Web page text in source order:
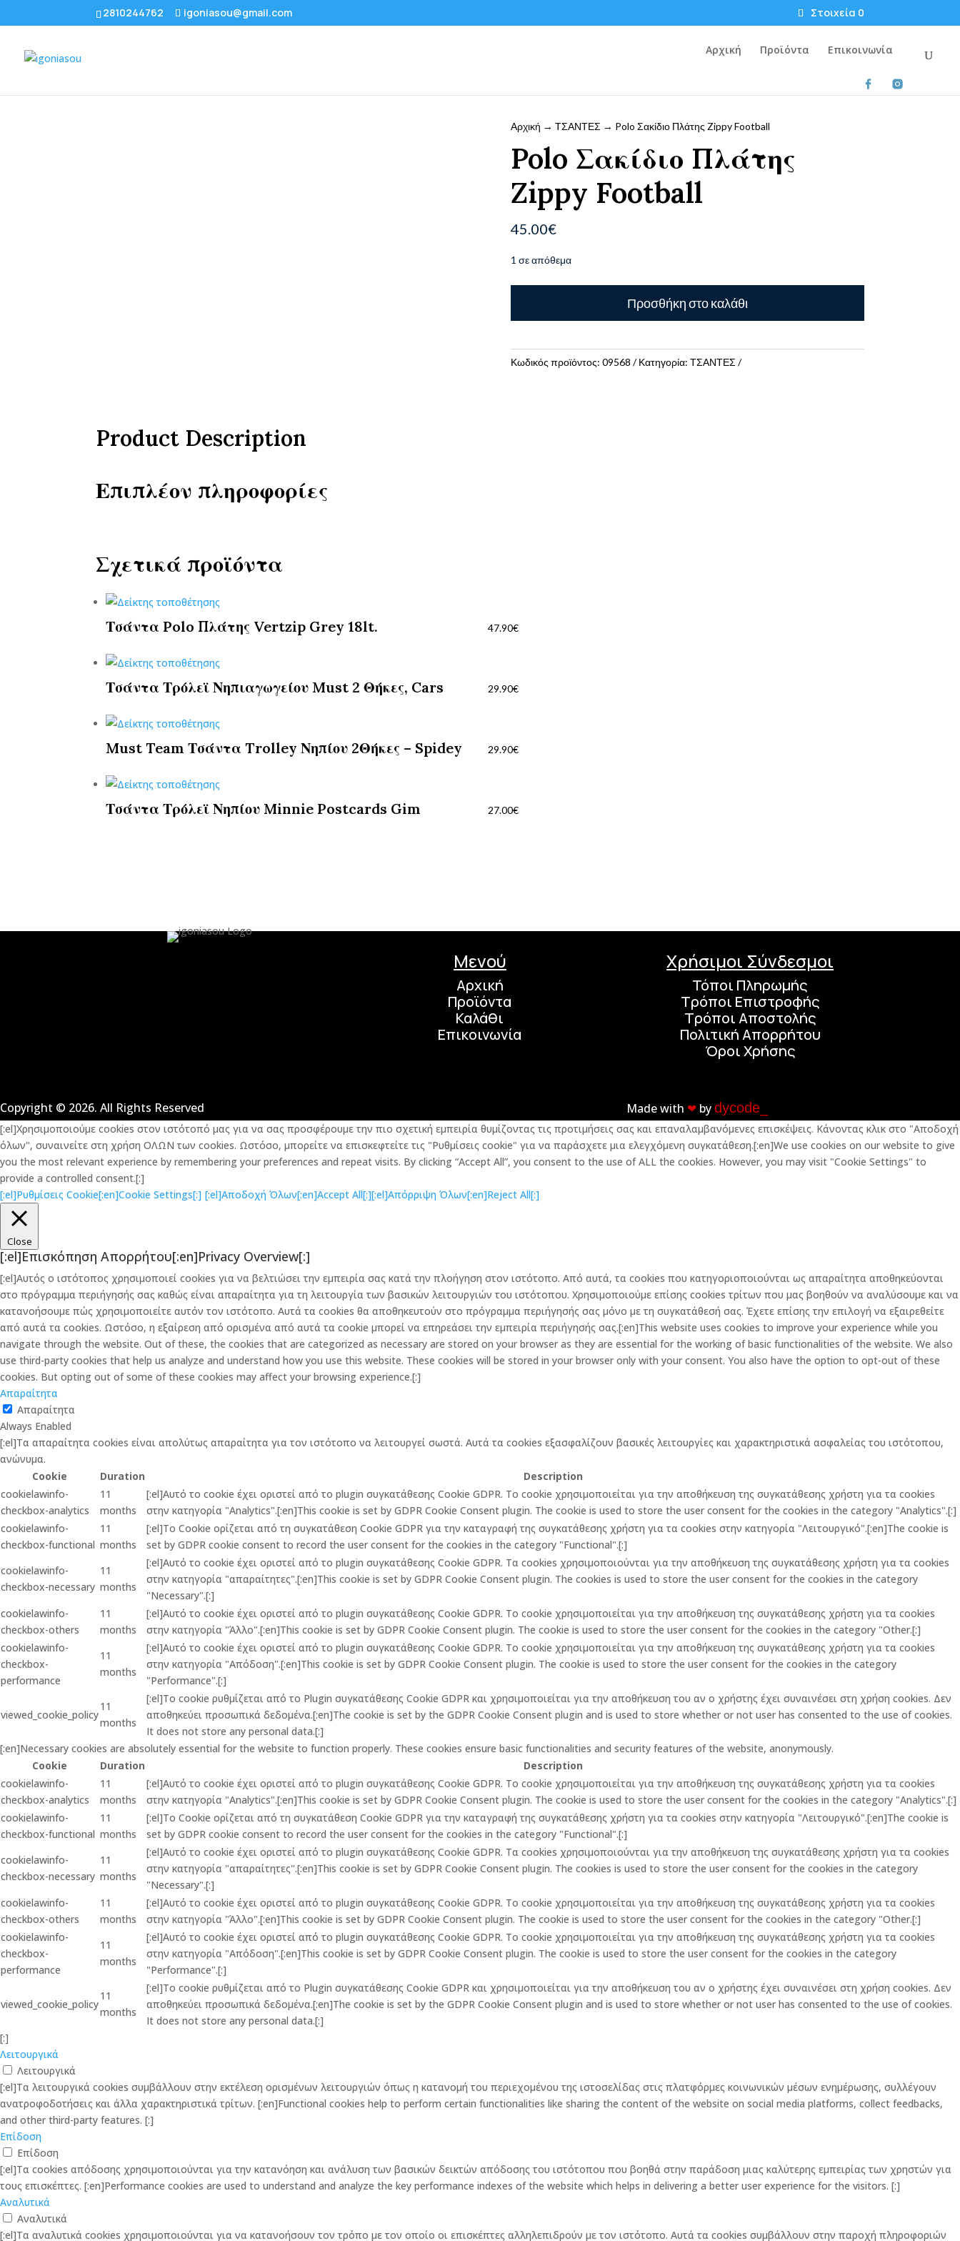
2810244762 igoniasou@gmail.com Στοιχεία 0
Αρχική Προϊόντα Επικοινωνία
Αρχική → ΤΣΑΝΤΕΣ → Polo Σακίδιο Πλάτης Zippy Football
Polo Σακίδιο Πλάτης
Zippy Football
45.00€
1 σε απόθεμα
Πλάτης
Football
Προσθήκη στο καλάθι
Κωδικός προϊόντος: 09568 Κατηγορία: ΤΣΑΝΤΕΣ
Product Description
Επιπλέον πληροφορίες
Σχετικά προϊόντα
Τσάντα Polo Πλάτης Vertzip Grey 18lt. 47.90€
Τσάντα Τρόλεϊ Νηπιαγωγείου Must 2 Θήκες, Cars 29.90€
Must Team Τσάντα Trolley Νηπίου 2Θήκες – Spidey 29.90€
Τσάντα Τρόλεϊ Νηπίου Minnie Postcards Gim 27.00€
Μενού
Αρχική
Προϊόντα
Καλάθι
Επικοινωνία
Χρήσιμοι Σύνδεσμοι
Τόποι Πληρωμής
Τρόποι Επιστροφής
Τρόποι Αποστολής
Πολιτική Απορρήτου
Όροι Χρήσης
Copyright © 2026. All Rights Reserved Made with ❤︎ bydycode_
[:el]Χρησιμοποιούμε cookies στον ιστότοπό μας για να σας προσφέρουμε την πιο σχετική εμπειρία θυμίζοντας τις προτιμήσεις σας και επαναλαμβανόμενες επισκέψεις. Κάνοντας κλικ στο "Αποδοχή
όλων", συναινείτε στη χρήση ΟΛΩΝ των cookies. Ωστόσο, μπορείτε να επισκεφτείτε τις "Ρυθμίσεις cookie" για να παράσχετε μια ελεγχόμενη συγκατάθεση.[:en]We use cookies on our website to give
you the most relevant experience by remembering your preferences and repeat visits. By clicking “Accept All”, you consent to the use of ALL the cookies. However, you may visit "Cookie Settings" to
provide a controlled consent.[:]
[:el]Ρυθμίσεις Cookie[:en]Cookie Settings[:] [:el]Αποδοχή Όλων[:en]Accept All[:][:el]Απόρριψη Όλων[:en]Reject All[:]
Close
[:el]Επισκόπηση Απορρήτου[:en]Privacy Overview[:]
[:el]Αυτός ο ιστότοπος χρησιμοποιεί cookies για να βελτιώσει την εμπειρία σας κατά την πλοήγηση στον ιστότοπο. Από αυτά, τα cookies που κατηγοριοποιούνται ως απαραίτητα αποθηκεύονται
στο πρόγραμμα περιήγησής σας καθώς είναι απαραίτητα για τη λειτουργία των βασικών λειτουργιών του ιστότοπου. Χρησιμοποιούμε επίσης cookies τρίτων που μας βοηθούν να αναλύσουμε και να
κατανοήσουμε πώς χρησιμοποιείτε αυτόν τον ιστότοπο. Αυτά τα cookies θα αποθηκευτούν στο πρόγραμμα περιήγησής σας μόνο με τη συγκατάθεσή σας. Έχετε επίσης την επιλογή να εξαιρεθείτε
από αυτά τα cookies. Ωστόσο, η εξαίρεση από ορισμένα από αυτά τα cookie μπορεί να επηρεάσει την εμπειρία περιήγησής σας.[:en]This website uses cookies to improve your experience while you
navigate through the website. Out of these, the cookies that are categorized as necessary are stored on your browser as they are essential for the working of basic functionalities of the website. We also
use third-party cookies that help us analyze and understand how you use this website. These cookies will be stored in your browser only with your consent. You also have the option to opt-out of these
cookies. But opting out of some of these cookies may affect your browsing experience.[:]
Απαραίτητα
Απαραίτητα
Always Enabled
[:el]Τα απαραίτητα cookies είναι απολύτως απαραίτητα για τον ιστότοπο να λειτουργεί σωστά. Αυτά τα cookies εξασφαλίζουν βασικές λειτουργίες και χαρακτηριστικά ασφαλείας του ιστότοπου,
ανώνυμα.
Cookie
Duration
Description
cookielawinfo-
checkbox-analytics
11
months
[:el]Αυτό το cookie έχει οριστεί από το plugin συγκατάθεσης Cookie GDPR. Το cookie χρησιμοποιείται για την αποθήκευση της συγκατάθεσης χρήστη για τα cookies
στην κατηγορία "Analytics".[:en]This cookie is set by GDPR Cookie Consent plugin. The cookie is used to store the user consent for the cookies in the category "Analytics".[:]
cookielawinfo-
checkbox-functional
11
months
[:el]Το Cookie ορίζεται από τη συγκατάθεση Cookie GDPR για την καταγραφή της συγκατάθεσης χρήστη για τα cookies στην κατηγορία "Λειτουργικό".[:en]The cookie is
set by GDPR cookie consent to record the user consent for the cookies in the category "Functional".[:]
cookielawinfo-
checkbox-necessary
11
months
[:el]Αυτό το cookie έχει οριστεί από το plugin συγκατάθεσης Cookie GDPR. Τα cookies χρησιμοποιούνται για την αποθήκευση της συγκατάθεσης χρήστη για τα cookies
στην κατηγορία "απαραίτητες".[:en]This cookie is set by GDPR Cookie Consent plugin. The cookies is used to store the user consent for the cookies in the category
"Necessary".[:]
cookielawinfo-
checkbox-others
11
months
[:el]Αυτό το cookie έχει οριστεί από το plugin συγκατάθεσης Cookie GDPR. Το cookie χρησιμοποιείται για την αποθήκευση της συγκατάθεσης χρήστη για τα cookies
στην κατηγορία "Άλλο".[:en]This cookie is set by GDPR Cookie Consent plugin. The cookie is used to store the user consent for the cookies in the category "Other.[:]
cookielawinfo-
checkbox-
performance
11
months
[:el]Αυτό το cookie έχει οριστεί από το plugin συγκατάθεσης Cookie GDPR. Το cookie χρησιμοποιείται για την αποθήκευση της συγκατάθεσης χρήστη για τα cookies
στην κατηγορία "Απόδοση".[:en]This cookie is set by GDPR Cookie Consent plugin. The cookie is used to store the user consent for the cookies in the category
"Performance".[:]
viewed_cookie_policy
11
months
[:el]Το cookie ρυθμίζεται από το Plugin συγκατάθεσης Cookie GDPR και χρησιμοποιείται για την αποθήκευση του αν ο χρήστης έχει συναινέσει στη χρήση cookies. Δεν
αποθηκεύει προσωπικά δεδομένα.[:en]The cookie is set by the GDPR Cookie Consent plugin and is used to store whether or not user has consented to the use of cookies.
It does not store any personal data.[:]
[:en]Necessary cookies are absolutely essential for the website to function properly. These cookies ensure basic functionalities and security features of the website, anonymously.
Cookie
Duration
Description
cookielawinfo-
checkbox-analytics
11
months
[:el]Αυτό το cookie έχει οριστεί από το plugin συγκατάθεσης Cookie GDPR. Το cookie χρησιμοποιείται για την αποθήκευση της συγκατάθεσης χρήστη για τα cookies
στην κατηγορία "Analytics".[:en]This cookie is set by GDPR Cookie Consent plugin. The cookie is used to store the user consent for the cookies in the category "Analytics".[:]
cookielawinfo-
checkbox-functional
11
months
[:el]Το Cookie ορίζεται από τη συγκατάθεση Cookie GDPR για την καταγραφή της συγκατάθεσης χρήστη για τα cookies στην κατηγορία "Λειτουργικό".[:en]The cookie is
set by GDPR cookie consent to record the user consent for the cookies in the category "Functional".[:]
cookielawinfo-
checkbox-necessary
11
months
[:el]Αυτό το cookie έχει οριστεί από το plugin συγκατάθεσης Cookie GDPR. Τα cookies χρησιμοποιούνται για την αποθήκευση της συγκατάθεσης χρήστη για τα cookies
στην κατηγορία "απαραίτητες".[:en]This cookie is set by GDPR Cookie Consent plugin. The cookies is used to store the user consent for the cookies in the category
"Necessary".[:]
cookielawinfo-
checkbox-others
11
months
[:el]Αυτό το cookie έχει οριστεί από το plugin συγκατάθεσης Cookie GDPR. Το cookie χρησιμοποιείται για την αποθήκευση της συγκατάθεσης χρήστη για τα cookies
στην κατηγορία "Άλλο".[:en]This cookie is set by GDPR Cookie Consent plugin. The cookie is used to store the user consent for the cookies in the category "Other.[:]
cookielawinfo-
checkbox-
performance
11
months
[:el]Αυτό το cookie έχει οριστεί από το plugin συγκατάθεσης Cookie GDPR. Το cookie χρησιμοποιείται για την αποθήκευση της συγκατάθεσης χρήστη για τα cookies
στην κατηγορία "Απόδοση".[:en]This cookie is set by GDPR Cookie Consent plugin. The cookie is used to store the user consent for the cookies in the category
"Performance".[:]
viewed_cookie_policy
11
months
[:el]Το cookie ρυθμίζεται από το Plugin συγκατάθεσης Cookie GDPR και χρησιμοποιείται για την αποθήκευση του αν ο χρήστης έχει συναινέσει στη χρήση cookies. Δεν
αποθηκεύει προσωπικά δεδομένα.[:en]The cookie is set by the GDPR Cookie Consent plugin and is used to store whether or not user has consented to the use of cookies.
It does not store any personal data.[:]
[:]
Λειτουργικά
Λειτουργικά
[:el]Τα λειτουργικά cookies συμβάλλουν στην εκτέλεση ορισμένων λειτουργιών όπως η κατανομή του περιεχομένου της ιστοσελίδας στις πλατφόρμες κοινωνικών μέσων ενημέρωσης, συλλέγουν
ανατροφοδοτήσεις και άλλα χαρακτηριστικά τρίτων. [:en]Functional cookies help to perform certain functionalities like sharing the content of the website on social media platforms, collect feedbacks,
and other third-party features. [:]
Επίδοση
Επίδοση
[:el]Τα cookies απόδοσης χρησιμοποιούνται για την κατανόηση και ανάλυση των βασικών δεικτών απόδοσης του ιστότοπου που βοηθά στην παράδοση μιας καλύτερης εμπειρίας των χρηστών για
τους επισκέπτες. [:en]Performance cookies are used to understand and analyze the key performance indexes of the website which helps in delivering a better user experience for the visitors. [:]
Αναλυτικά
Αναλυτικά
[:el]Τα αναλυτικά cookies χρησιμοποιούνται για να κατανοήσουν τον τρόπο με τον οποίο οι επισκέπτες αλληλεπιδρούν με τον ιστότοπο. Αυτά τα cookies συμβάλλουν στην παροχή πληροφοριών